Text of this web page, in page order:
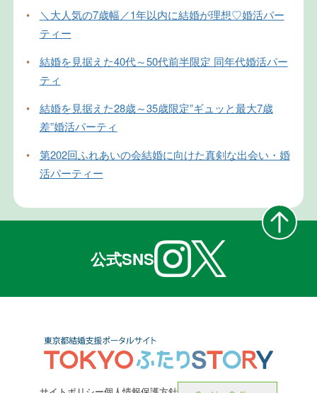
•
＼大人気の7歳幅／1年以内に結婚が理想♡婚活パー
ティー
•
結婚を見据えた40代～50代前半限定 同年代婚活パー
ティ
•
結婚を見据えた28歳～35歳限定”ギュッと最大7歳
差”婚活パーティ
•
第202回ふれあいの会結婚に向けた真剣な出会い・婚
活パーティー
公式SNS